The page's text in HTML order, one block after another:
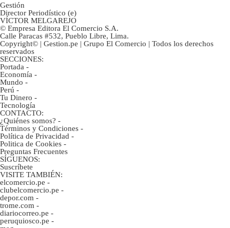
Gestión
Director Periodístico (e)
VÍCTOR MELGAREJO
© Empresa Editora El Comercio S.A.
Calle Paracas #532, Pueblo Libre, Lima.
Copyright© | Gestion.pe | Grupo El Comercio | Todos los derechos
reservados
SECCIONES:
Portada -
Economía -
Mundo -
Perú -
Tu Dinero -
Tecnología
CONTACTO:
¿Quiénes somos? -
Términos y Condiciones -
Política de Privacidad -
Politica de Cookies -
Preguntas Frecuentes
SÍGUENOS:
Suscríbete
VISITE TAMBIÉN:
elcomercio.pe -
clubelcomercio.pe -
depor.com -
trome.com -
diariocorreo.pe -
peruquiosco.pe -